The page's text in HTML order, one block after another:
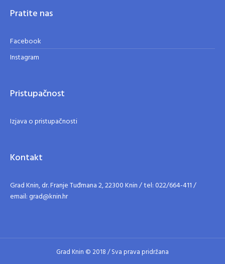
Pratite nas
Facebook
Instagram
Pristupačnost
Izjava o pristupačnosti
Kontakt
Grad Knin, dr. Franje Tuđmana 2, 22300 Knin / tel: 022/664-411 /
email: grad@knin.hr
Grad Knin © 2018 / Sva prava pridržana